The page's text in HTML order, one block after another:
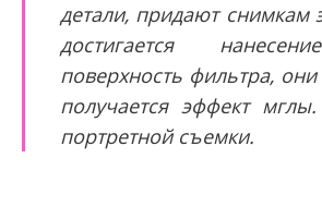
детали, придают снимкам
достигается
поверхность фильтра,
получается эффект
портретной съемки.